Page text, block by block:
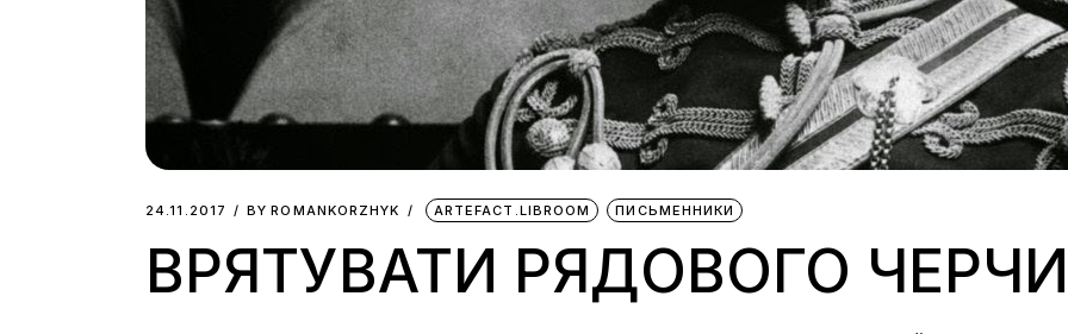
24.11.2017 BY ROMANKORZHYK ARTEFACT.LIBROOM ПИСЬМЕННИКИ
ВРЯТУВАТИ РЯДОВОГО